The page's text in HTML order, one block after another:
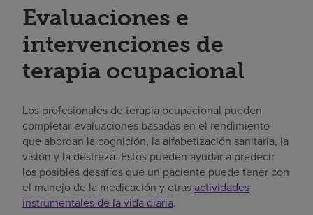
Evaluaciones e
intervenciones de
terapia ocupacional
Los profesionales de terapia ocupacional pueden
completar evaluaciones basadas en el rendimiento
que abordan la cognición, la alfabetización sanitaria, la
visión y la destreza. Estos pueden ayudar a predecir
los posibles desafíos que un paciente puede tener con
el manejo de la medicación y otras actividades
instrumentales de la vida diaria.